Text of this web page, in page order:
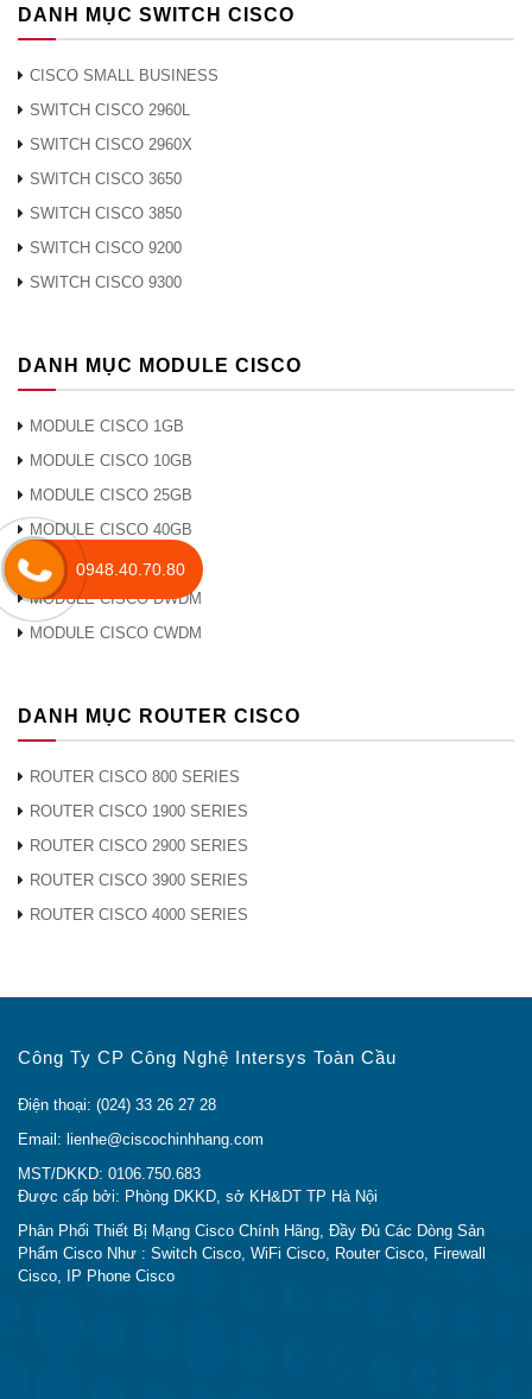
DANH MỤC SWITCH CISCO
CISCO SMALL BUSINESS
SWITCH CISCO 2960L
SWITCH CISCO 2960X
SWITCH CISCO 3650
SWITCH CISCO 3850
SWITCH CISCO 9200
SWITCH CISCO 9300
DANH MỤC MODULE CISCO
MODULE CISCO 1GB
MODULE CISCO 10GB
MODULE CISCO 25GB
MODULE CISCO 40GB
MODULE CISCO 100GB
MODULE CISCO DWDM
MODULE CISCO CWDM
DANH MỤC ROUTER CISCO
ROUTER CISCO 800 SERIES
ROUTER CISCO 1900 SERIES
ROUTER CISCO 2900 SERIES
ROUTER CISCO 3900 SERIES
ROUTER CISCO 4000 SERIES
Công Ty CP Công Nghệ Intersys Toàn Cầu
Điện thoại: (024) 33 26 27 28
Email: lienhe@ciscochinhhang.com
MST/DKKD: 0106.750.683
Được cấp bởi: Phòng DKKD, sở KH&DT TP Hà Nội
Phân Phối Thiết Bị Mạng Cisco Chính Hãng, Đầy Đủ Các Dòng Sản
Phẩm Cisco Như : Switch Cisco, WiFi Cisco, Router Cisco, Firewall
Cisco, IP Phone Cisco
0948.40.70.80